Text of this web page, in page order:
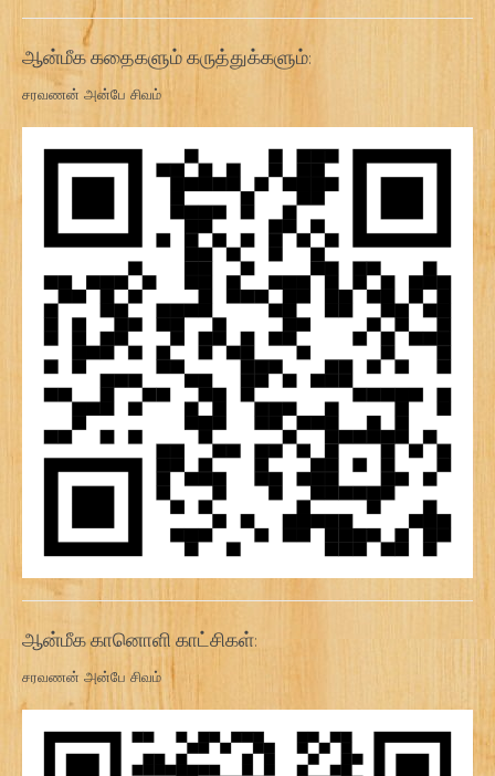
ஆன்மீக கதைகளும் கருத்துக்களும்:
சரவணன் அன்பே சிவம்
ஆன்மீக கானொளி காட்சிகள்:
சரவணன் அன்பே சிவம்